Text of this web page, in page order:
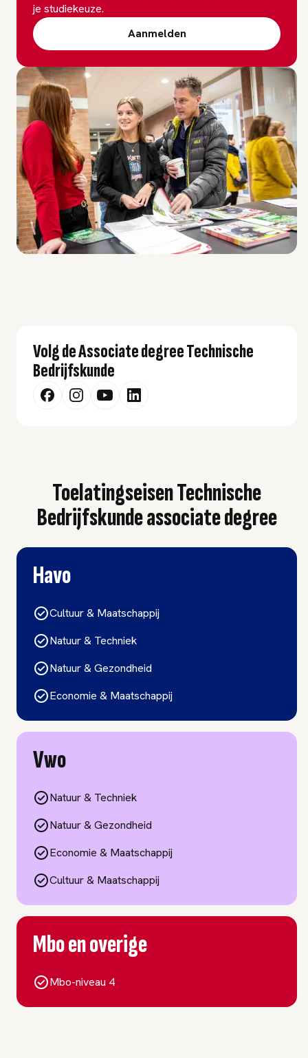
je studiekeuze.
Aanmelden
Volg de Associate degree Technische
Bedrijfskunde
Toelatingseisen Technische
Bedrijfskunde associate degree
Havo
Cultuur & Maatschappij
Natuur & Techniek
Natuur & Gezondheid
Economie & Maatschappij
Vwo
Natuur & Techniek
Natuur & Gezondheid
Economie & Maatschappij
Cultuur & Maatschappij
Mbo en overige
Mbo-niveau 4